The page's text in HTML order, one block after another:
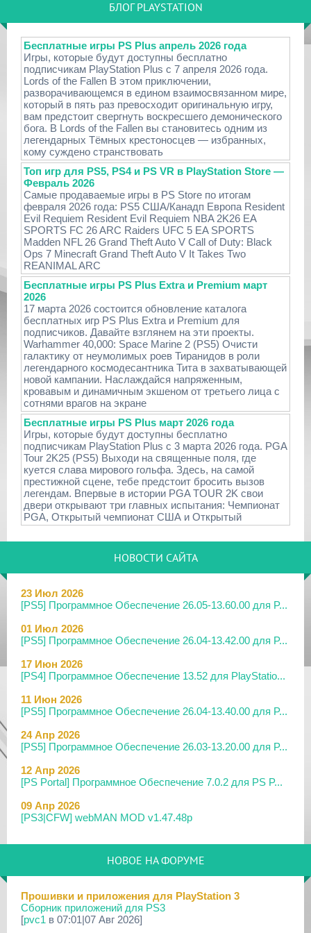
БЛОГ PLAYSTATION
Бесплатные игры PS Plus апрель 2026 года
Игры, которые будут доступны бесплатно
подписчикам PlayStation Plus с 7 апреля 2026 года.
Lords of the Fallen В этом приключении,
разворачивающемся в едином взаимосвязанном мире,
который в пять раз превосходит оригинальную игру,
вам предстоит свергнуть воскресшего демонического
бога. В Lords of the Fallen вы становитесь одним из
легендарных Тёмных крестоносцев — избранных,
кому суждено странствовать
Топ игр для PS5, PS4 и PS VR в PlayStation Store —
Февраль 2026
Самые продаваемые игры в PS Store по итогам
февраля 2026 года: PS5 США/Канадп Европа Resident
Evil Requiem Resident Evil Requiem NBA 2K26 EA
SPORTS FC 26 ARC Raiders UFC 5 EA SPORTS
Madden NFL 26 Grand Theft Auto V Call of Duty: Black
Ops 7 Minecraft Grand Theft Auto V It Takes Two
REANIMAL ARC
Бесплатные игры PS Plus Extra и Premium март
2026
17 марта 2026 состоится обновление каталога
бесплатных игр PS Plus Extra и Premium для
подписчиков. Давайте взглянем на эти проекты.
Warhammer 40,000: Space Marine 2 (PS5) Очисти
галактику от неумолимых роев Тиранидов в роли
легендарного космодесантника Тита в захватывающей
новой кампании. Наслаждайся напряженным,
кровавым и динамичным экшеном от третьего лица с
сотнями врагов на экране
Бесплатные игры PS Plus март 2026 года
Игры, которые будут доступны бесплатно
подписчикам PlayStation Plus с 3 марта 2026 года. PGA
Tour 2K25 (PS5) Выходи на священные поля, где
куется слава мирового гольфа. Здесь, на самой
престижной сцене, тебе предстоит бросить вызов
легендам. Впервые в истории PGA TOUR 2K свои
двери открывают три главных испытания: Чемпионат
PGA, Открытый чемпионат США и Открытый
НОВОСТИ САЙТА
23 Июл 2026
[PS5] Программное Обеспечение 26.05-13.60.00 для P...
01 Июл 2026
[PS5] Программное Обеспечение 26.04-13.42.00 для P...
17 Июн 2026
[PS4] Программное Обеспечение 13.52 для PlayStatio...
11 Июн 2026
[PS5] Программное Обеспечение 26.04-13.40.00 для P...
24 Апр 2026
[PS5] Программное Обеспечение 26.03-13.20.00 для P...
12 Апр 2026
[PS Portal] Программное Обеспечение 7.0.2 для PS P...
09 Апр 2026
[PS3|CFW] webMAN MOD v1.47.48p
19 Мар 2026
18 Мар 2026
[PS3] Программное Обеспечение 4.93 для PlayStation...
НОВОЕ НА ФОРУМЕ
Прошивки и приложения для PlayStation 3
Сборник приложений для PS3
[pvc1 в 07:01|07 Авг 2026]